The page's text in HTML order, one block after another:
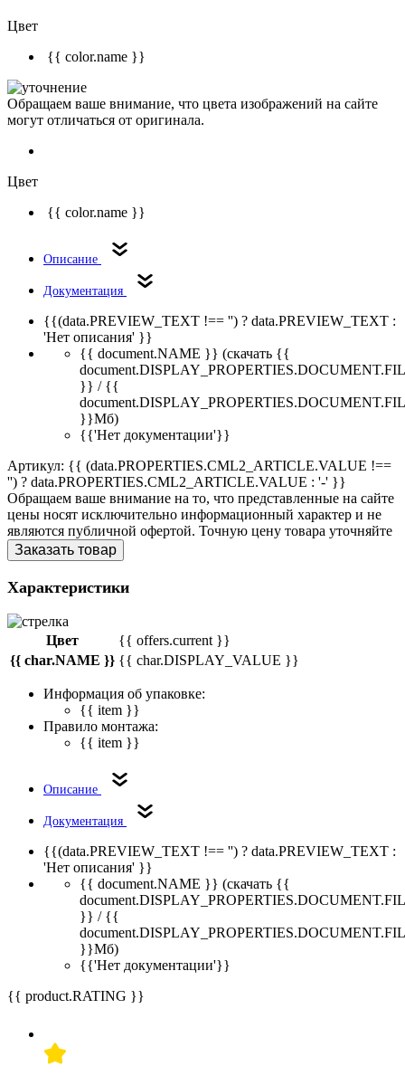
Цвет
{{ color.name }}
Обращаем ваше внимание, что цвета изображений на сайте
могут отличаться от оригинала.
Цвет
{{ color.name }}
Описание
Документация
{{(data.PREVIEW_TEXT !== '') ? data.PREVIEW_TEXT :
'Нет описания' }}
{{ document.NAME }} (скачать {{
}} / {{
}}Мб)
{{'Нет документации'}}
Артикул: {{ (data.PROPERTIES.CML2_ARTICLE.VALUE !==
'') ? data.PROPERTIES.CML2_ARTICLE.VALUE : '-' }}
Обращаем ваше внимание на то, что представленные на сайте
цены носят исключительно информационный характер и не
являются публичной офертой. Точную цену товара уточняйте
Заказать товар
Характеристики
Цвет
{{ offers.current }}
{{ char.NAME }} {{ char.DISPLAY_VALUE }}
Информация об упаковке:
{{ item }}
Правило монтажа:
{{ item }}
Описание
Документация
{{(data.PREVIEW_TEXT !== '') ? data.PREVIEW_TEXT :
'Нет описания' }}
{{ document.NAME }} (скачать {{
}} / {{
}}Мб)
{{'Нет документации'}}
{{ product.RATING }}